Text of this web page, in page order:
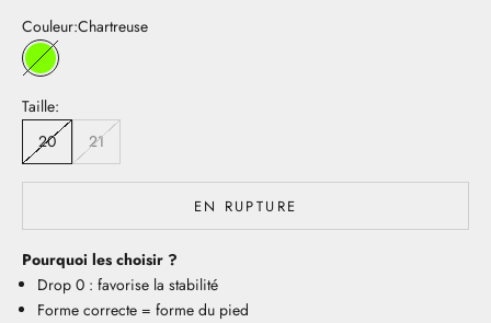
Couleur:Chartreuse
Chartreuse
Taille:
20
21
EN RUPTURE
Pourquoi les choisir ?
Drop 0 : favorise la stabilité
Forme correcte = forme du pied